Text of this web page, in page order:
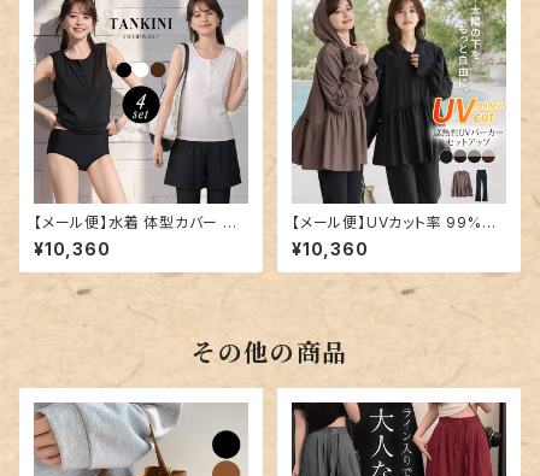
【メール便】水着 体型カバー レ
ディース ヘンリーネック レギン
ス ショートパンツ タンキニ 4点
セット／hys3436
¥10,360
【メール便】UVカット率 99%以
上 UVパーカー ラッシュガード
レディース キャンディスリーブ
ペプラムフリル 速乾 2点セット
／rashguard103
¥10,360
その他の商品